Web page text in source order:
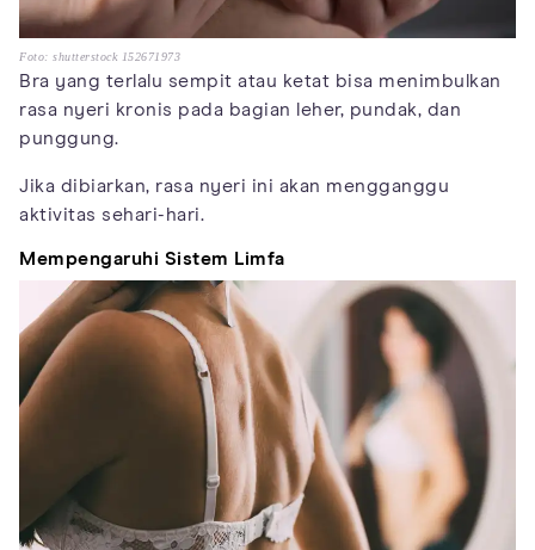
Foto: shutterstock 152671973
Bra yang terlalu sempit atau ketat bisa menimbulkan
rasa nyeri kronis pada bagian leher, pundak, dan
punggung.
Jika dibiarkan, rasa nyeri ini akan mengganggu
aktivitas sehari-hari.
Mempengaruhi Sistem Limfa